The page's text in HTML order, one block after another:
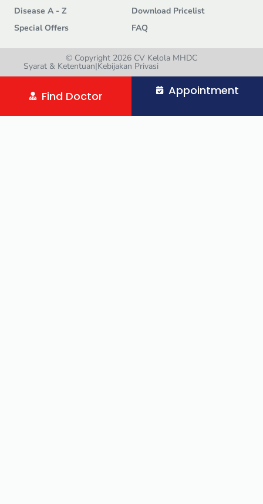
Disease A - Z
Special Offers
Download Pricelist
FAQ
© Copyright 2026 CV Kelola MHDC
Syarat & Ketentuan|Kebijakan Privasi
Find Doctor Appointment